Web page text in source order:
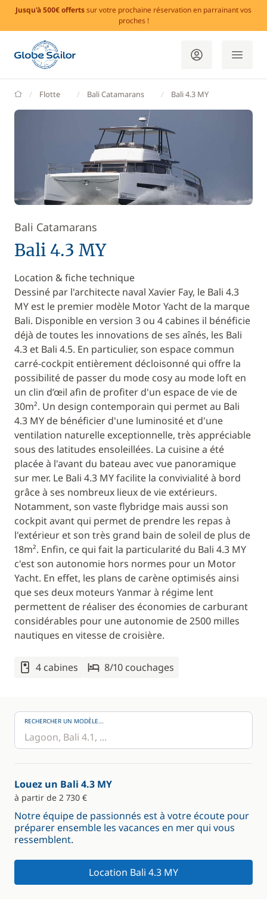
Jusqu'à 500€ offertssur votre prochaine réservation en parrainant vos
proches !
GlobeSailor
Flotte Bali Catamarans Bali 4.3 MY
Bali Catamarans
Bali 4.3 MY
Location & fiche technique
Dessiné par l'architecte naval Xavier Fay, le Bali 4.3
MY est le premier modèle Motor Yacht de la marque
Bali. Disponible en version 3 ou 4 cabines il bénéficie
déjà de toutes les innovations de ses aînés, les Bali
4.3 et Bali 4.5. En particulier, son espace commun
carré-cockpit entièrement décloisonné qui offre la
possibilité de passer du mode cosy au mode loft en
un clin d’œil afin de profiter d'un espace de vie de
30m². Un design contemporain qui permet au Bali
4.3 MY de bénéficier d'une luminosité et d'une
ventilation naturelle exceptionnelle, très appréciable
sous des latitudes ensoleillées. La cuisine a été
placée à l'avant du bateau avec vue panoramique
sur mer. Le Bali 4.3 MY facilite la convivialité à bord
grâce à ses nombreux lieux de vie extérieurs.
Notamment, son vaste flybridge mais aussi son
cockpit avant qui permet de prendre les repas à
l'extérieur et son très grand bain de soleil de plus de
18m². Enfin, ce qui fait la particularité du Bali 4.3 MY
c'est son autonomie hors normes pour un Motor
Yacht. En effet, les plans de carène optimisés ainsi
que ses deux moteurs Yanmar à régime lent
permettent de réaliser des économies de carburant
considérables pour une autonomie de 2500 milles
nautiques en vitesse de croisière.
4 cabines 8/10 couchages
RECHERCHER UN MODÈLE...
Louez un Bali 4.3 MY
à partir de 2 730 €
Notre équipe de passionnés est à votre écoute pour
préparer ensemble les vacances en mer qui vous
ressemblent.
Location Bali 4.3 MY